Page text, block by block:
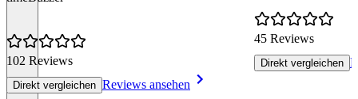
102 Reviews
Direkt vergleichen Reviews ansehen
45 Reviews
Direkt vergleichen